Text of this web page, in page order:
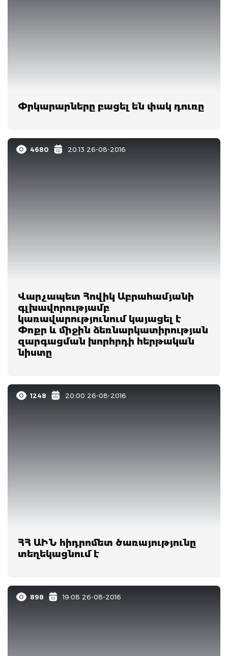
Փրկարարները բացել են փակ դուռը
4680 20:13 26-08-2016
Վարչապետ Հովիկ Աբրահամյանի
գլխավորությամբ
կառավարությունում կայացել է
Փոքր և միջին ձեռնարկատիրության
զարգացման խորհրդի հերթական
նիստը
1248 20:00 26-08-2016
ՀՀ ԱԻՆ հիդրոմետ ծառայությունը
տեղեկացնում է
898 19:08 26-08-2016